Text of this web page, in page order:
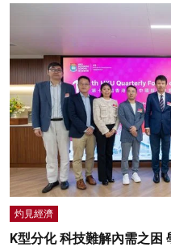
灼見經濟
K型分化 科技難解內需之困